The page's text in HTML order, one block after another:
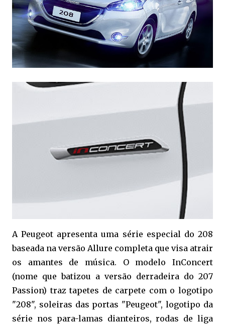
A Peugeot apresenta uma série especial do 208
baseada na versão Allure completa que visa atrair
os amantes de música. O modelo InConcert
(nome que batizou a versão derradeira do 207
Passion) traz tapetes de carpete com o logotipo
"208", soleiras das portas "Peugeot", logotipo da
série nos para-lamas dianteiros, rodas de liga